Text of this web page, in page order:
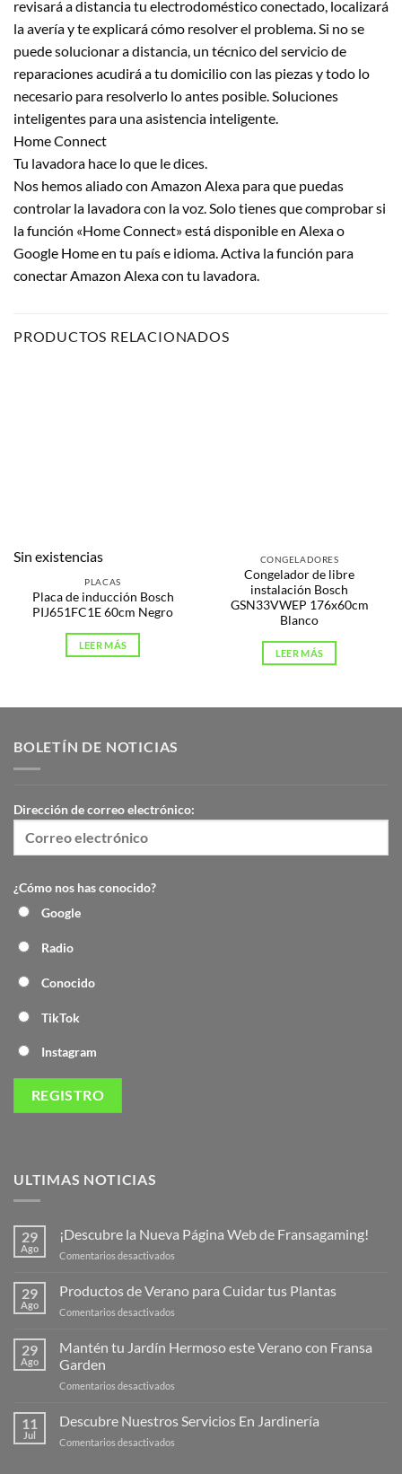
revisará a distancia tu electrodoméstico conectado, localizará
la avería y te explicará cómo resolver el problema. Si no se
puede solucionar a distancia, un técnico del servicio de
reparaciones acudirá a tu domicilio con las piezas y todo lo
necesario para resolverlo lo antes posible. Soluciones
inteligentes para una asistencia inteligente.
Home Connect
Tu lavadora hace lo que le dices.
Nos hemos aliado con Amazon Alexa para que puedas
controlar la lavadora con la voz. Solo tienes que comprobar si
la función «Home Connect» está disponible en Alexa o
Google Home en tu país e idioma. Activa la función para
conectar Amazon Alexa con tu lavadora.
PRODUCTOS RELACIONADOS
Sin existencias
PLACAS
Placa de inducción Bosch
PIJ651FC1E 60cm Negro
LEER MÁS
CONGELADORES
Congelador de libre
instalación Bosch
GSN33VWEP 176x60cm
Blanco
LEER MÁS
BOLETÍN DE NOTICIAS
Dirección de correo electrónico:
¿Cómo nos has conocido?
Google
Radio
Conocido
TikTok
Instagram
ULTIMAS NOTICIAS
29
Ago
¡Descubre la Nueva Página Web de Fransagaming!
Comentarios desactivados
Nueva
de
29
Ago
Productos de Verano para Cuidar tus Plantas
Comentarios desactivados
de
Plantas
29
Ago
Mantén tu Jardín Hermoso este Verano con Fransa
Garden
Comentarios desactivados
tu
11
Jul
Descubre Nuestros Servicios En Jardinería
Comentarios desactivados